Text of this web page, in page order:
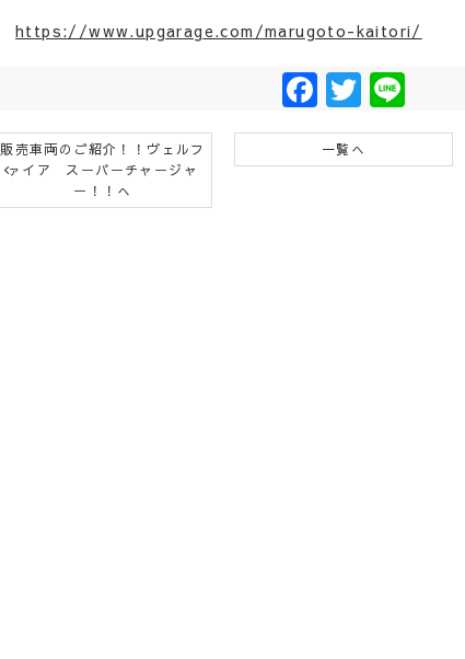
https://www.upgarage.com/marugoto-kaitori/
Facebook
Twitter
販売車両のご紹介！！ヴェルフ
ァイア スーパーチャージャ
ー！！へ
一覧へ